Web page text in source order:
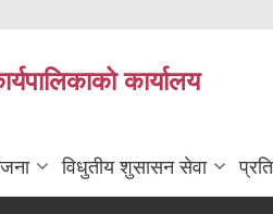
कार्यालय
विधुतीय शुसासन सेवा